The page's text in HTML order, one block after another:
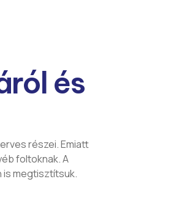
és
részei. Emiatt
foltoknak. A
is megtisztítsuk.